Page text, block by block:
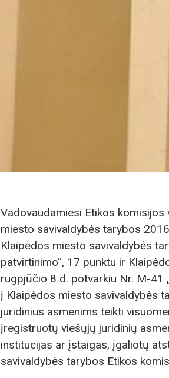
Vadovaudamiesi Etikos
miesto savivaldybės tarybos
Klaipėdos miesto savivaldybės
patvirtinimo“, 17 punktu ir
rugpjūčio 8 d. potvarkiu Nr. M-41
į Klaipėdos miesto savivaldybės
juridinius asmenims teikti
įregistruotų viešųjų juridinių
institucijas ar įstaigas, įgaliotų
savivaldybės tarybos Etikos